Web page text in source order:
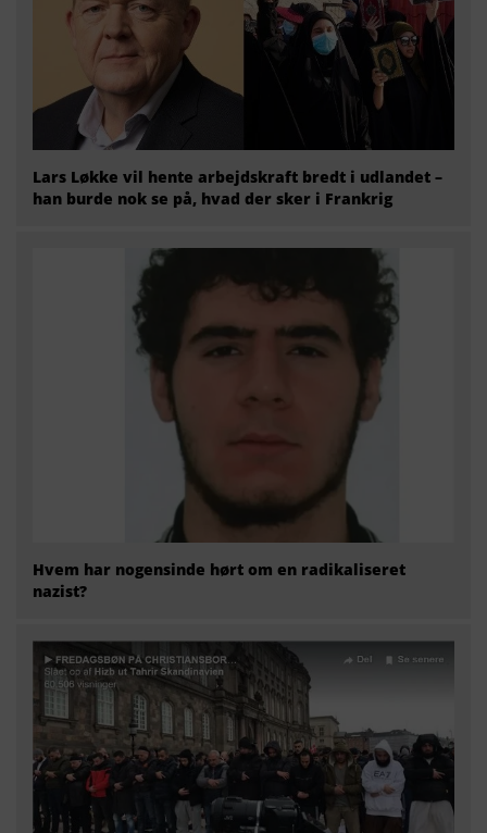
Lars Løkke vil hente arbejdskraft bredt i udlandet –
han burde nok se på, hvad der sker i Frankrig
Hvem har nogensinde hørt om en radikaliseret
nazist?